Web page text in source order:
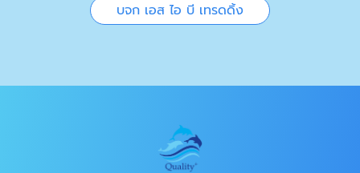
บจก เอส ไอ บี เทรดดิ้ง